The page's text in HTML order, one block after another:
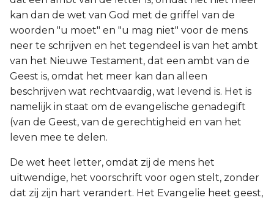
kan dan de wet van God met de griffel van de
woorden "u moet" en "u mag niet" voor de mens
neer te schrijven en het tegendeel is van het ambt
van het Nieuwe Testament, dat een ambt van de
Geest is, omdat het meer kan dan alleen
beschrijven wat rechtvaardig, wat levend is. Het is
namelijk in staat om de evangelische genadegift
(van de Geest, van de gerechtigheid en van het
leven mee te delen.
De wet heet letter, omdat zij de mens het
uitwendige, het voorschrift voor ogen stelt, zonder
dat zij zijn hart verandert. Het Evangelie heet geest,